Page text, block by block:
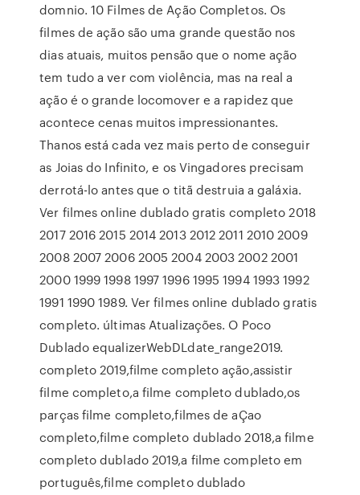
domnio. 10 Filmes de Ação Completos. Os
filmes de ação são uma grande questão nos
dias atuais, muitos pensão que o nome ação
tem tudo a ver com violência, mas na real a
ação é o grande locomover e a rapidez que
acontece cenas muitos impressionantes.
Thanos está cada vez mais perto de conseguir
as Joias do Infinito, e os Vingadores precisam
derrotá-lo antes que o titã destruia a galáxia.
Ver filmes online dublado gratis completo 2018
2017 2016 2015 2014 2013 2012 2011 2010 2009
2008 2007 2006 2005 2004 2003 2002 2001
2000 1999 1998 1997 1996 1995 1994 1993 1992
1991 1990 1989. Ver filmes online dublado gratis
completo. últimas Atualizações. O Poco
Dublado equalizerWebDLdate_range2019.
completo 2019,filme completo ação,assistir
filme completo,a filme completo dublado,os
parças filme completo,filmes de aÇao
completo,filme completo dublado 2018,a filme
completo dublado 2019,a filme completo em
português,filme completo dublado